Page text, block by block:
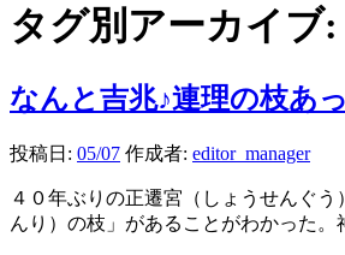
タグ別アーカイブ:
なんと吉兆♪連理の枝あ
投稿日: 05/07 作成者: editor_manager
４０年ぶりの正遷宮（しょうせんぐ
んり）の枝」があることがわかった